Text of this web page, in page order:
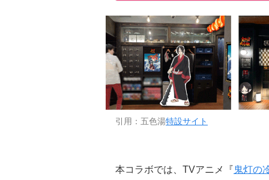
引用：五色湯特設サイト
本コラボでは、TVアニメ『鬼灯の